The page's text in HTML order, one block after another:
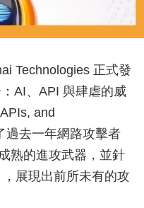
Technologies 正式發
AI、API 與肆虐的威
and
過去一年網路攻擊者
熟的進攻武器，並針
展現出前所未有的攻